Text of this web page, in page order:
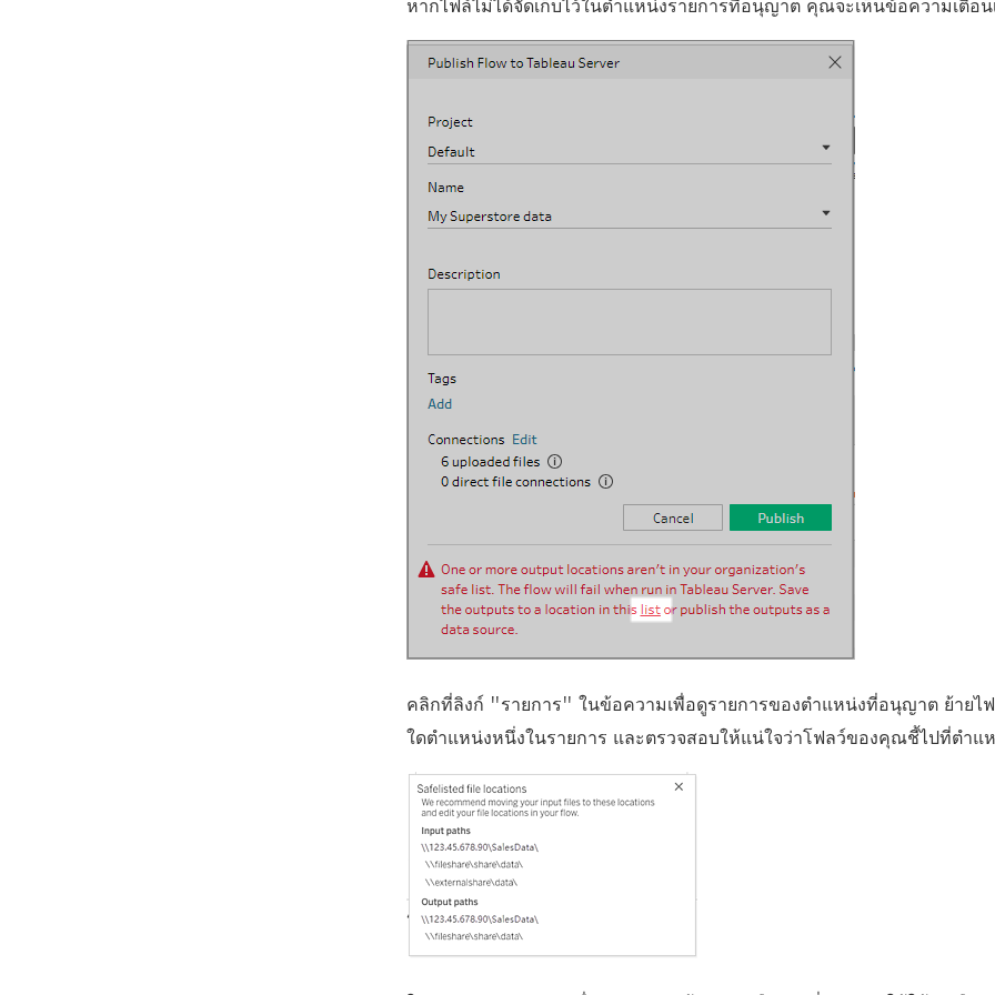
ง
ใ
หากไฟล์ไม่ได้จัดเก็บไว้ในตำแหน่งรายการที่อนุญาต คุณจะเห็นข้อความเตือ
คลิกที่ลิงก์ "รายการ" ในข้อความเพื่อดูรายการของตำแหน่งที่อนุญาต ย้ายไ
ใดตำแหน่งหนึ่งในรายการ และตรวจสอบให้แน่ใจว่าโฟลว์ของคุณชี้ไปที่ตำแ